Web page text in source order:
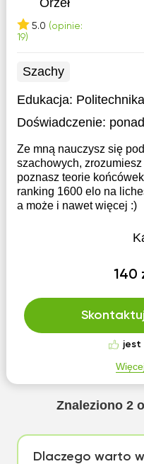
Orzeł
5.0 (opinie:
19)
Szachy
Edukacja:
Doświadczenie:
Ze mną nauczysz się
szachowych,
poznasz teorie
ranking 1600 elo na
a może i nawet więcej :)
140
jest
Znaleziono 2
Dlaczego warto